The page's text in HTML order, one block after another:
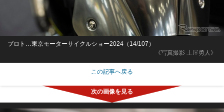
《写真撮影 土屋勇人》
プロト…東京モーターサイクルショー2024（14/107）
この記事へ戻る